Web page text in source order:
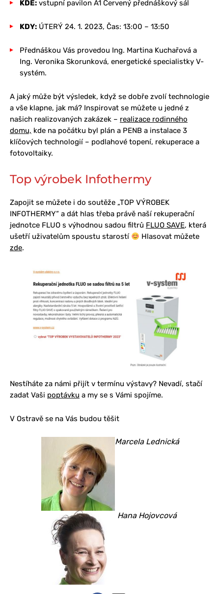
KDE: vstupní pavilon A1 Červený přednáškový sál
KDY: ÚTERÝ 24. 1. 2023, Čas: 13:00 – 13:50
Přednáškou Vás provedou Ing. Martina Kuchařová a
Ing. Veronika Skorunková, energetické specialistky V-
systém.
A jaký může být výsledek, když se dobře zvolí technologie
a vše klapne, jak má? Inspirovat se můžete u jedné z
našich realizovaných zakázek – realizace rodinného
domu, kde na počátku byl plán a PENB a instalace 3
klíčových technologií – podlahové topení, rekuperace a
fotovoltaiky.
Top výrobek Infothermy
Zapojit se můžete i do soutěže „TOP VÝROBEK
INFOTHERMY“ a dát hlas třeba právě naší rekuperační
jednotce FLUO s výhodnou sadou filtrů FLUO SAVE, která
ušetří uživatelům spoustu starostí
Hlasovat můžete
zde.
Nestíháte za námi přijít v termínu výstavy? Nevadí, stačí
zadat Vaši poptávku a my se s Vámi spojíme.
V Ostravě se na Vás budou těšit
Marcela Lednická
Hana Hojovcová